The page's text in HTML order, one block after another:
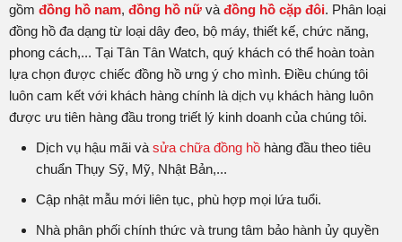
gồm đồng hồ nam, đồng hồ nữ và đồng hồ cặp đôi. Phân loại
đồng hồ đa dạng từ loại dây đeo, bộ máy, thiết kế, chức năng,
phong cách,... Tại Tân Tân Watch, quý khách có thể hoàn toàn
lựa chọn được chiếc đồng hồ ưng ý cho mình. Điều chúng tôi
luôn cam kết với khách hàng chính là dịch vụ khách hàng luôn
được ưu tiên hàng đầu trong triết lý kinh doanh của chúng tôi.
Dịch vụ hậu mãi và sửa chữa đồng hồ hàng đầu theo tiêu
chuẩn Thụy Sỹ, Mỹ, Nhật Bản,...
Cập nhật mẫu mới liên tục, phù hợp mọi lứa tuổi.
Nhà phân phối chính thức và trung tâm bảo hành ủy quyền